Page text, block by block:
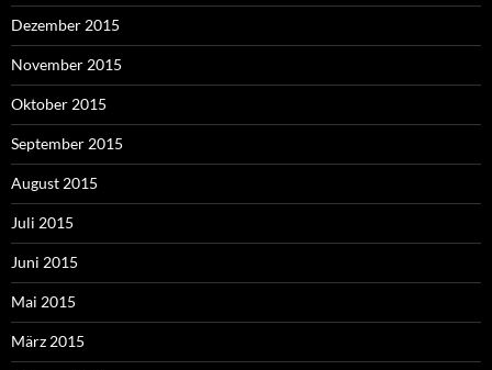
Dezember 2015
November 2015
Oktober 2015
September 2015
August 2015
Juli 2015
Juni 2015
Mai 2015
März 2015